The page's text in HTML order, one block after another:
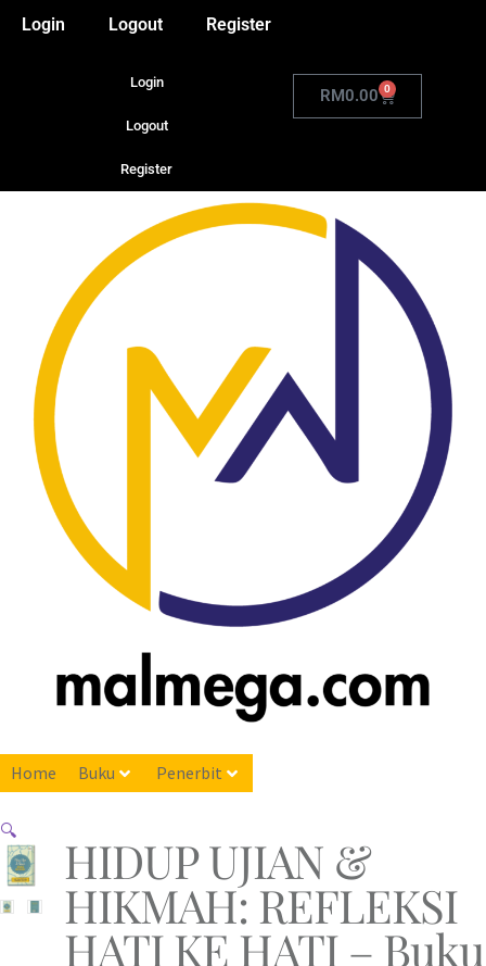
Login Logout Register
Login
Logout
Register
RM0.00 0
Home Buku Penerbit
🔍 HIDUP UJIAN &
HIKMAH: REFLEKSI
HATI KE HATI – Buku